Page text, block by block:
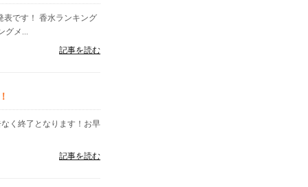
です！ 香水ランキング
グメ...
記事を読む
く終了となります！お早
記事を読む